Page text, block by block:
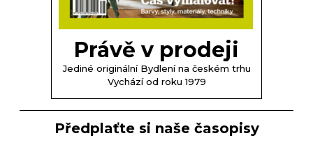
Právě v prodeji
Jediné originální Bydlení na českém trhu
Vychází od roku 1979
Předplaťte si naše časopisy